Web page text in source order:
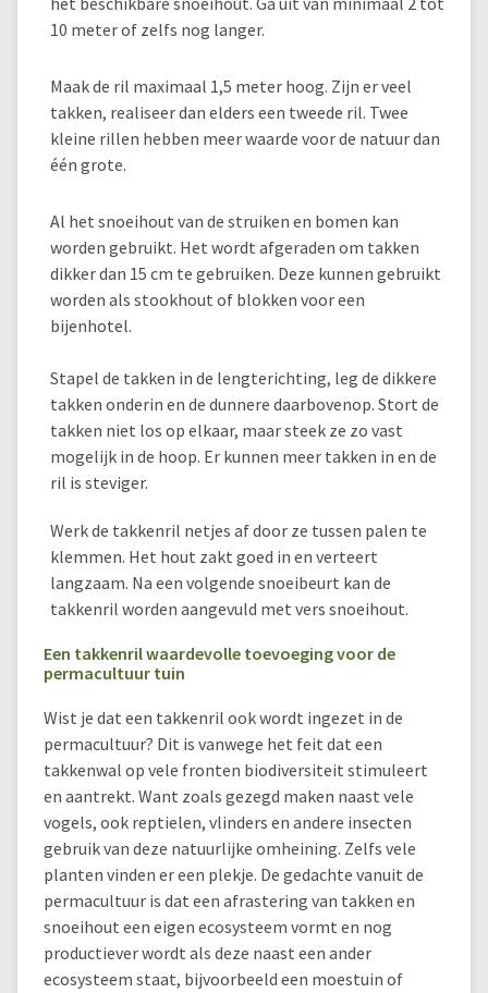
10 meter of zelfs nog langer.
Maak de ril maximaal 1,5 meter hoog. Zijn er veel
takken, realiseer dan elders een tweede ril. Twee
kleine rillen hebben meer waarde voor de natuur dan
één grote.
Al het snoeihout van de struiken en bomen kan
worden gebruikt. Het wordt afgeraden om takken
dikker dan 15 cm te gebruiken. Deze kunnen gebruikt
worden als stookhout of blokken voor een
bijenhotel.
Stapel de takken in de lengterichting, leg de dikkere
takken onderin en de dunnere daarbovenop. Stort de
takken niet los op elkaar, maar steek ze zo vast
mogelijk in de hoop. Er kunnen meer takken in en de
ril is steviger.
Werk de takkenril netjes af door ze tussen palen te
klemmen. Het hout zakt goed in en verteert
langzaam. Na een volgende snoeibeurt kan de
takkenril worden aangevuld met vers snoeihout.
Een takkenril waardevolle toevoeging voor de
permacultuur tuin
Wist je dat een takkenril ook wordt ingezet in de
permacultuur? Dit is vanwege het feit dat een
takkenwal op vele fronten biodiversiteit stimuleert
en aantrekt. Want zoals gezegd maken naast vele
vogels, ook reptielen, vlinders en andere insecten
gebruik van deze natuurlijke omheining. Zelfs vele
planten vinden er een plekje. De gedachte vanuit de
permacultuur is dat een afrastering van takken en
snoeihout een eigen ecosysteem vormt en nog
productiever wordt als deze naast een ander
ecosysteem staat, bijvoorbeeld een moestuin of